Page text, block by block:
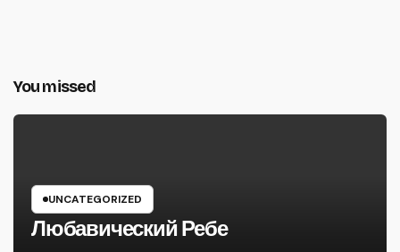
You missed
UNCATEGORIZED
Любавический Ребе